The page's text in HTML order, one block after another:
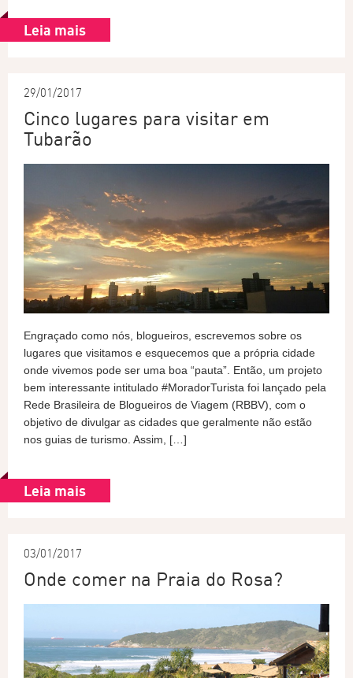
Leia mais
29/01/2017
Cinco lugares para visitar em
Tubarão
Engraçado como nós, blogueiros, escrevemos sobre os
lugares que visitamos e esquecemos que a própria cidade
onde vivemos pode ser uma boa “pauta”. Então, um projeto
bem interessante intitulado #MoradorTurista foi lançado pela
Rede Brasileira de Blogueiros de Viagem (RBBV), com o
objetivo de divulgar as cidades que geralmente não estão
nos guias de turismo. Assim, […]
Leia mais
03/01/2017
Onde comer na Praia do Rosa?